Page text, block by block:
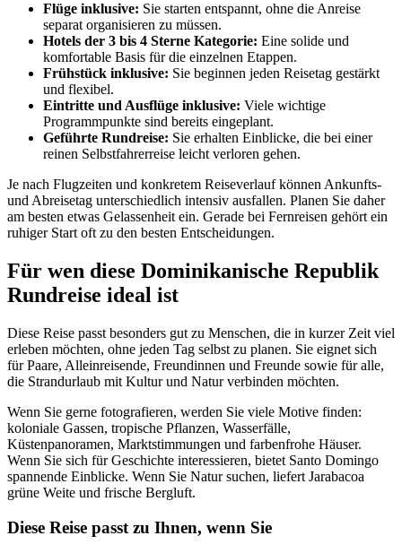
Flüge inklusive: Sie starten entspannt, ohne die Anreise
separat organisieren zu müssen.
Hotels der 3 bis 4 Sterne Kategorie: Eine solide und
komfortable Basis für die einzelnen Etappen.
Frühstück inklusive: Sie beginnen jeden Reisetag gestärkt
und flexibel.
Eintritte und Ausflüge inklusive: Viele wichtige
Programmpunkte sind bereits eingeplant.
Geführte Rundreise: Sie erhalten Einblicke, die bei einer
reinen Selbstfahrerreise leicht verloren gehen.
Je nach Flugzeiten und konkretem Reiseverlauf können Ankunfts-
und Abreisetag unterschiedlich intensiv ausfallen. Planen Sie daher
am besten etwas Gelassenheit ein. Gerade bei Fernreisen gehört ein
ruhiger Start oft zu den besten Entscheidungen.
Für wen diese Dominikanische Republik
Rundreise ideal ist
Diese Reise passt besonders gut zu Menschen, die in kurzer Zeit viel
erleben möchten, ohne jeden Tag selbst zu planen. Sie eignet sich
für Paare, Alleinreisende, Freundinnen und Freunde sowie für alle,
die Strandurlaub mit Kultur und Natur verbinden möchten.
Wenn Sie gerne fotografieren, werden Sie viele Motive finden:
koloniale Gassen, tropische Pflanzen, Wasserfälle,
Küstenpanoramen, Marktstimmungen und farbenfrohe Häuser.
Wenn Sie sich für Geschichte interessieren, bietet Santo Domingo
spannende Einblicke. Wenn Sie Natur suchen, liefert Jarabacoa
grüne Weite und frische Bergluft.
Diese Reise passt zu Ihnen, wenn Sie